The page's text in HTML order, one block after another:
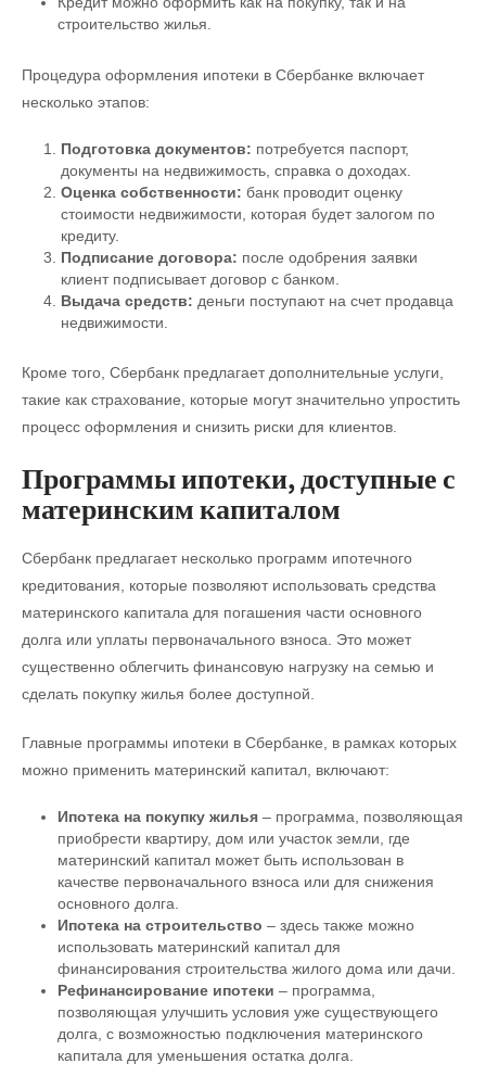
строительство жилья.
Процедура оформления ипотеки в Сбербанке включает
несколько этапов:
Подготовка документов: потребуется паспорт,
документы на недвижимость, справка о доходах.
Оценка собственности: банк проводит оценку
стоимости недвижимости, которая будет залогом по
кредиту.
Подписание договора: после одобрения заявки
клиент подписывает договор с банком.
Выдача средств: деньги поступают на счет продавца
недвижимости.
Кроме того, Сбербанк предлагает дополнительные услуги,
такие как страхование, которые могут значительно упростить
процесс оформления и снизить риски для клиентов.
Программы ипотеки, доступные с
материнским капиталом
Сбербанк предлагает несколько программ ипотечного
кредитования, которые позволяют использовать средства
материнского капитала для погашения части основного
долга или уплаты первоначального взноса. Это может
существенно облегчить финансовую нагрузку на семью и
сделать покупку жилья более доступной.
Главные программы ипотеки в Сбербанке, в рамках которых
можно применить материнский капитал, включают:
Ипотека на покупку жилья– программа, позволяющая
приобрести квартиру, дом или участок земли, где
материнский капитал может быть использован в
качестве первоначального взноса или для снижения
основного долга.
Ипотека на строительство – здесь также можно
использовать материнский капитал для
финансирования строительства жилого дома или дачи.
Рефинансирование ипотеки – программа,
позволяющая улучшить условия уже существующего
долга, с возможностью подключения материнского
капитала для уменьшения остатка долга.